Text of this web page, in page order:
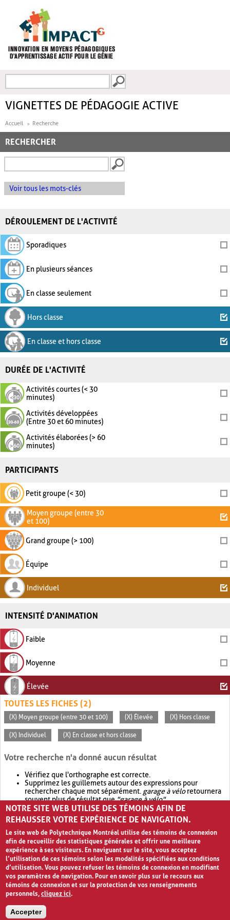
FORMULAIRE DE
VIGNETTES DE PÉDAGOGIE ACTIVE
Accueil Recherche
RECHERCHER
Voir tous les mots-clés
DÉROULEMENT DE L'ACTIVITÉ
Sporadiques
En plusieurs séances
En classe seulement
Hors classe
En classe et hors classe
DURÉE DE L'ACTIVITÉ
Activités courtes (< 30
minutes)
Activités développées
(Entre 30 et 60 minutes)
Activités élaborées (> 60
minutes)
PARTICIPANTS
Petit groupe (< 30)
Moyen groupe (entre 30
et 100)
Grand groupe (> 100)
Équipe
Individuel
INTENSITÉ D'ANIMATION
Faible
Moyenne
Élevée
TOUTES LES FICHES (2)
(X) Moyen groupe (entre 30 et 100) (X) Élevée (X) Hors classe
(X) Individuel (X) En classe et hors classe
Votre recherche n'a donné aucun résultat
Vérifiez que l'orthographe est correcte.
Supprimez les guillemets autour des expressions pour
rechercher chaque mot séparément. garage à véloretournera
souvent plus de résultat que"garage à vélo".
Envisagez d'élargir votre recherche avec OR.garage OR vélo
retournera souvent plus de résultat quegarage à vélo
NOTRE SITE WEB UTILISE DES TÉMOINS AFIN DE
REHAUSSER VOTRE EXPÉRIENCE DE NAVIGATION.
Le site web de Polytechnique Montréal utilise des témoins de connexion
afin de recueillir des statistiques générales et offrir une meilleure
expérience à ses visiteurs. En naviguant sur le site, vous acceptez
l’utilisation de ces témoins selon les modalités spécifiées aux conditions
d’utilisation. Vous pouvez refuser les témoins de connexion en modifiant
vos paramètres de navigation. Pour en savoir plus sur le recours aux
témoins de connexion et sur la protection de vos renseignements
personnels,cliquez ici.
Accepter